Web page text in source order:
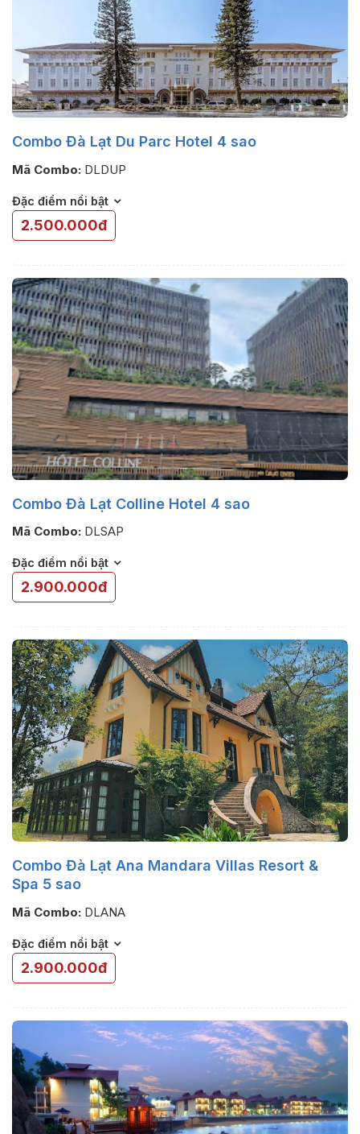
Combo Đà Lạt Du Parc Hotel 4 sao
Mã Combo: DLDUP
Đặc điểm nổi bật
2.500.000đ
Combo Đà Lạt Colline Hotel 4 sao
Mã Combo: DLSAP
Đặc điểm nổi bật
2.900.000đ
Combo Đà Lạt Ana Mandara Villas Resort &
Spa 5 sao
Mã Combo: DLANA
Đặc điểm nổi bật
2.900.000đ